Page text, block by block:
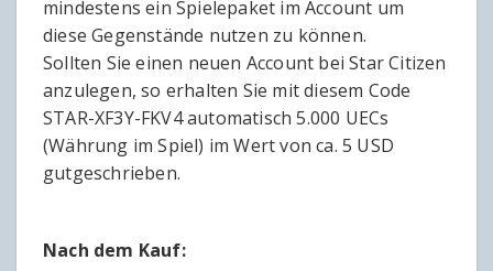
mindestens ein Spielepaket im Account um
diese Gegenstände nutzen zu können.
Sollten Sie einen neuen Account bei Star Citizen
anzulegen, so erhalten Sie mit diesem Code
STAR-XF3Y-FKV4 automatisch 5.000 UECs
(Währung im Spiel) im Wert von ca. 5 USD
gutgeschrieben.
Nach dem Kauf: